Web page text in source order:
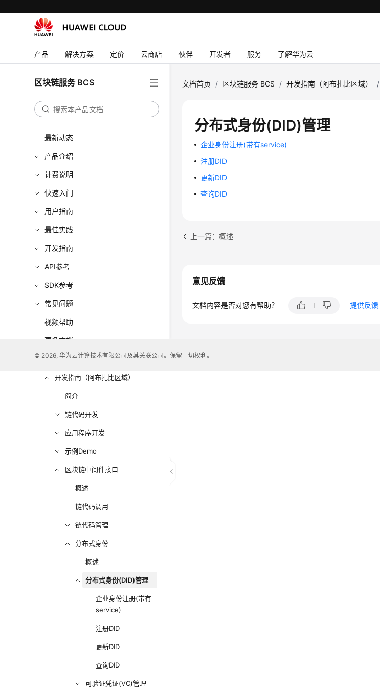
产品 解决方案 定价 云商店 伙伴 开发者 服务 了解华为云
区块链服务 BCS
最新动态
产品介绍
计费说明
快速入门
用户指南
最佳实践
开发指南
API参考
SDK参考
常见问题
视频帮助
更多文档
用户指南（阿布扎比区域）
开发指南（阿布扎比区域）
简介
链代码开发
应用程序开发
示例Demo
区块链中间件接口
概述
链代码调用
链代码管理
分布式身份
概述
分布式身份(DID)管理
企业身份注册(带有
service)
注册DID
更新DID
查询DID
可验证凭证(VC)管理
文档首页 / 区块链服务 BCS / 开发指南（阿布扎比区域） /
分布式身份(DID)管理
企业身份注册(带有service)
注册DID
更新DID
查询DID
上一篇：概述
意见反馈
文档内容是否对您有帮助？ 提供反馈
© 2026, 华为云计算技术有限公司及其关联公司。保留一切权利。